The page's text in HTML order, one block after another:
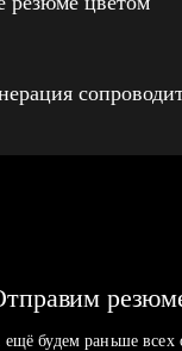
будем раньше всех